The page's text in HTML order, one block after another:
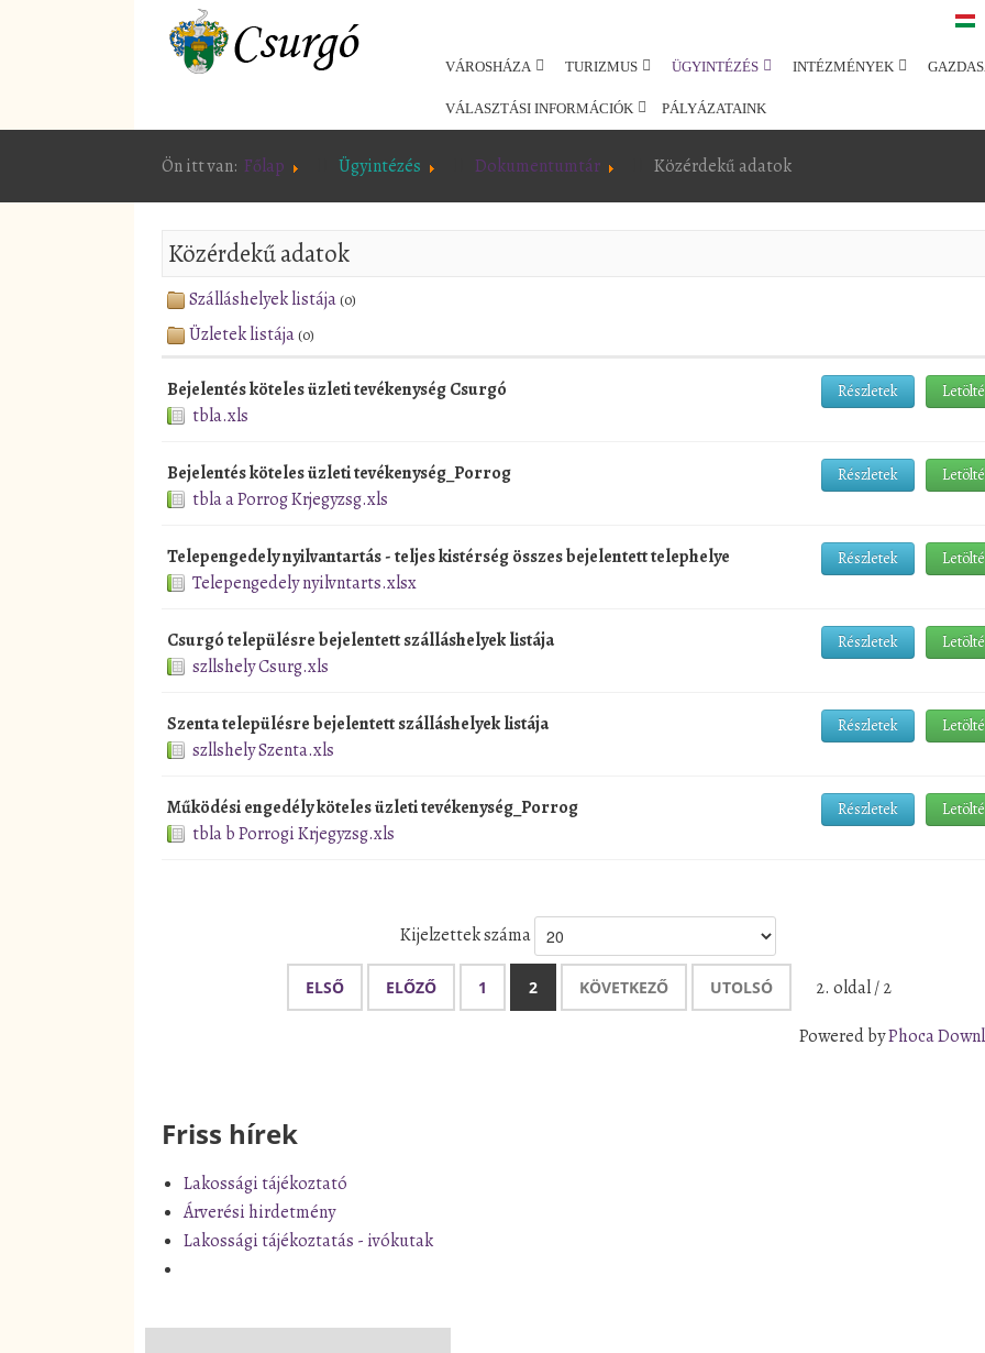
VÁROSHÁZA TURIZMUS ÜGYINTÉZÉS INTÉZMÉNYEK
VÁLASZTÁSI INFORMÁCIÓK PÁLYÁZATAINK
Ön itt van: Főlap Ügyintézés Dokumentumtár Közérdekű adatok
Közérdekű adatok
Szálláshelyek listája(0)
Üzletek listája(0)
Bejelentés köteles üzleti tevékenység Csurgó
tbla.xls
Részletek
Bejelentés köteles üzleti tevékenység_Porrog
tbla a Porrog Krjegyzsg.xls
Részletek
Telepengedely nyilvantartás - teljes kistérség összes bejelentett telephelye
Telepengedely nyilvntarts.xlsx
Részletek
Csurgó településre bejelentett szálláshelyek listája
szllshely Csurg.xls
Részletek
Szenta településre bejelentett szálláshelyek listája
szllshely Szenta.xls
Részletek
Működési engedély köteles üzleti tevékenység_Porrog
tbla b Porrogi Krjegyzsg.xls
Részletek
Kijelzettek száma
ELSŐ ELŐZŐ 1 2 KÖVETKEZŐ UTOLSÓ
2. oldal / 2
Powered byPhoca
Friss hírek
Lakossági tájékoztató
Árverési hirdetmény
Lakossági tájékoztatás - ivókutak